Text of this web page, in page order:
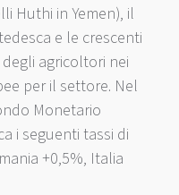
Huthi in Yemen), il
e le crescenti
agricoltori nei
per il settore. Nel
Monetario
i seguenti tassi di
+0,5%, Italia